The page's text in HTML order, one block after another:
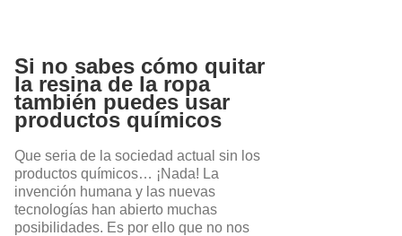
Si no sabes cómo quitar
la resina de la ropa
también puedes usar
productos químicos
Que seria de la sociedad actual sin los
productos químicos… ¡Nada! La
invención humana y las nuevas
tecnologías han abierto muchas
posibilidades. Es por ello que no nos